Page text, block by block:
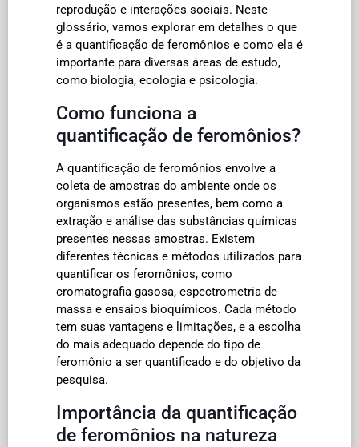
reprodução e interações sociais. Neste
glossário, vamos explorar em detalhes o que
é a quantificação de feromônios e como ela é
importante para diversas áreas de estudo,
como biologia, ecologia e psicologia.
Como funciona a
quantificação de feromônios?
A quantificação de feromônios envolve a
coleta de amostras do ambiente onde os
organismos estão presentes, bem como a
extração e análise das substâncias químicas
presentes nessas amostras. Existem
diferentes técnicas e métodos utilizados para
quantificar os feromônios, como
cromatografia gasosa, espectrometria de
massa e ensaios bioquímicos. Cada método
tem suas vantagens e limitações, e a escolha
do mais adequado depende do tipo de
feromônio a ser quantificado e do objetivo da
pesquisa.
Importância da quantificação
de feromônios na natureza